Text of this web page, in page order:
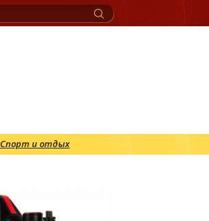
Спорт и отдых